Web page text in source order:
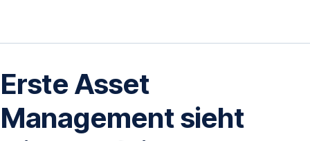
Erste Asset
Management sieht